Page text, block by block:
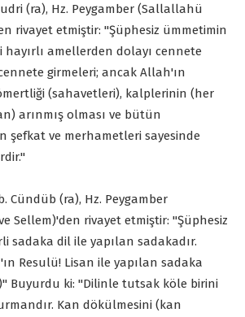
(ra), Hz. Peygamber (Sallallahü
rivayet etmiştir: "Şüphesiz ümmetimin
amellerden dolayı cennete
girmeleri; ancak Allah'ın
(sahavetleri), kalplerinin (her
arınmış olması ve bütün
şefkat ve merhametleri sayesinde
Cündüb (ra), Hz. Peygamber
Sellem)'den rivayet etmiştir: "Şüphesiz
sadaka dil ile yapılan sadakadır.
Resulü! Lisan ile yapılan sadaka
Buyurdu ki: "Dilinle tutsak köle birini
Kan dökülmesini (kan